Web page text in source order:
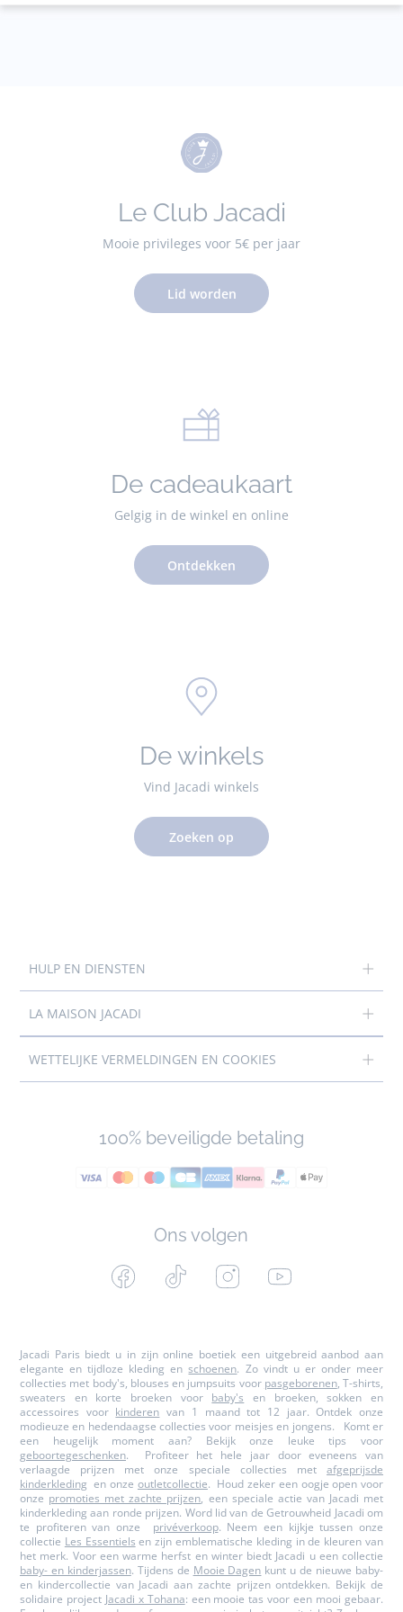
Le Club Jacadi
Mooie privileges voor 5€ per jaar
Lid worden
De cadeaukaart
Gelgig in de winkel en online
Ontdekken
De winkels
Vind Jacadi winkels
Zoeken op
HULP EN DIENSTEN
LA MAISON JACADI
WETTELIJKE VERMELDINGEN EN COOKIES
100% beveiligde betaling
Ons volgen
Facebook Tiktok InstagramYoutube
Jacadi Paris biedt u in zijn online boetiek een uitgebreid aanbod aan
elegante en tijdloze kleding enschoenen. Zo vindt u er onder meer
collecties met body's, blouses en jumpsuits voor pasgeborenen, T-shirts,
sweaters en korte broeken voor baby's en broeken, sokken en
accessoires voor kinderen van 1 maand tot 12 jaar. Ontdek onze
modieuze en hedendaagse collecties voor meisjes en jongens. Komt er
een heugelijk moment aan? Bekijk onze leuke tips voor
geboortegeschenken. Profiteer het hele jaar door eveneens van
verlaagde prijzen met onze speciale collecties met afgeprijsde
kinderkleding en onze outletcollectie. Houd zeker een oogje open voor
onze promoties met zachte prijzen, een speciale actie van Jacadi met
kinderkleding aan ronde prijzen. Word lid van de Getrouwheid Jacadi om
te profiteren van onze privéverkoop. Neem een kijkje tussen onze
collectie Les Essentiels en zijn emblematische kleding in de kleuren van
het merk. Voor een warme herfst en winter biedt Jacadi u een collectie
baby- en kinderjassen. Tijdens de Mooie Dagen kunt u de nieuwe baby-
en kindercollectie van Jacadi aan zachte prijzen ontdekken. Bekijk de
solidaire project Jacadi x Tohana: een mooie tas voor een mooi gebaar.